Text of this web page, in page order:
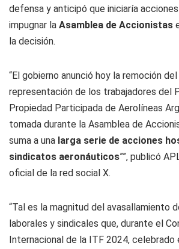
defensa y anticipó que iniciaría
impugnar la Asamblea de Accionistas
la decisión.
“El gobierno anunció hoy la remoción
representación de los trabajadores del
Propiedad Participada de Aerolíneas
tomada durante la Asamblea de
suma a una larga serie de acciones
sindicatos aeronáuticos””, publicó
oficial de la red social X.
“Tal es la magnitud del avasallamiento
laborales y sindicales que, durante el
Internacional de la ITF 2024, celebrado